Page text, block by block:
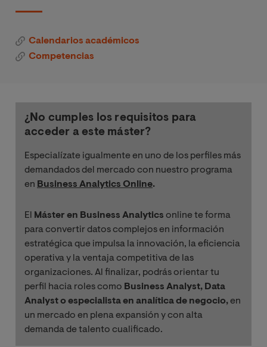
Sistemas de
almacenamien
Procesamient
o de datos
Riesgo,
legislación en
sistemas de
información
Estadística
avanzada
Minería de
datos
Calendarios académicos
Competencias
¿No cumples los requisitos para
acceder a este máster?
Especialízate igualmente en uno de los perfiles más
demandados del mercado con nuestro programa
en Business Analytics Online.
El Máster en Business Analytics online te forma
para convertir datos complejos en información
estratégica que impulsa la innovación, la eficiencia
operativa y la ventaja competitiva de las
organizaciones. Al finalizar, podrás orientar tu
perfil hacia roles como Business Analyst, Data
Analyst o especialista en analítica de negocio,en
un mercado en plena expansión y con alta
demanda de talento cualificado.